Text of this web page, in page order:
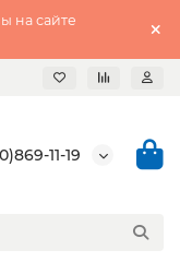
на сайте
11-19